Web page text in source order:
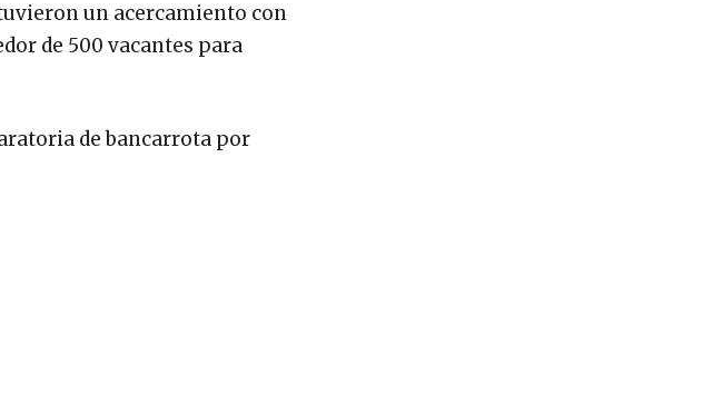
un acercamiento con
de 500 vacantes para
de bancarrota por